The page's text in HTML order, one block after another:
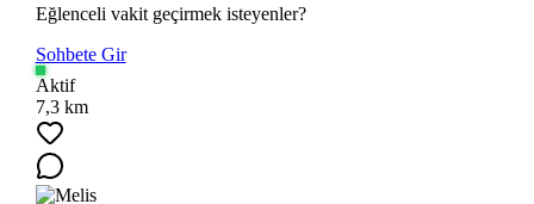
Eğlenceli vakit geçirmek isteyenler?
Sohbete Gir
Aktif
7,3 km